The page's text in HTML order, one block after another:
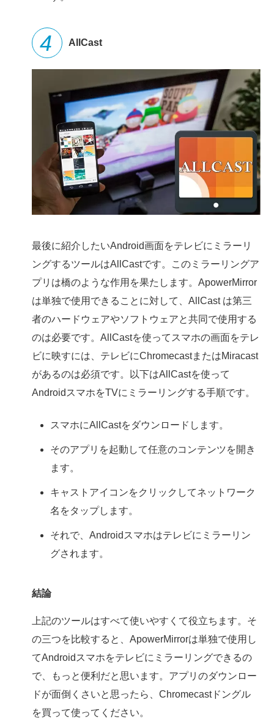
AllCast
最後に紹介したいAndroid画面をテレビにミラーリ
ングするツールはAllCastです。このミラーリングア
プリは橋のような作用を果たします。ApowerMirror
は単独で使用できることに対して、AllCast は第三
者のハードウェアやソフトウェアと共同で使用する
のは必要です。AllCastを使ってスマホの画面をテレ
ビに映すには、テレビにChromecastまたはMiracast
があるのは必須です。以下はAllCastを使って
AndroidスマホをTVにミラーリングする手順です。
スマホにAllCastをダウンロードします。
そのアプリを起動して任意のコンテンツを開き
ます。
キャストアイコンをクリックしてネットワーク
名をタップします。
それで、Androidスマホはテレビにミラーリン
グされます。
結論
上記のツールはすべて使いやすくて役立ちます。そ
の三つを比較すると、ApowerMirrorは単独で使用し
てAndroidスマホをテレビにミラーリングできるの
で、もっと便利だと思います。アプリのダウンロー
ドが面倒くさいと思ったら、Chromecastドングル
を買って使ってください。